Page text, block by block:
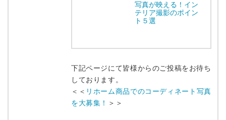
写真が映える！イン
テリア撮影のポイン
ト５選
下記ページにて皆様からのご投稿をお待ち
しております。
＜＜ リホーム商品でのコーディネート写真
を大募集！
＞＞